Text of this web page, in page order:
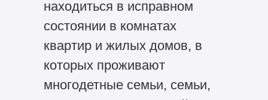
находиться в исправном
состоянии в комнатах
квартир и жилых домов, в
которых проживают
многодетные семьи, семьи,